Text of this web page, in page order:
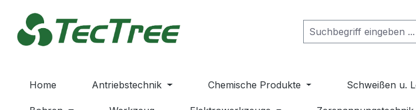
Hauptinhalt springen
Zur Suche springen
Zur Hauptnavigation springen
Home Antriebstechnik Chemische Produkte Schweißen u.